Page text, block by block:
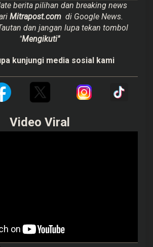
berita pilihan dan breaking news
Mitrapost.com di Google News.
dan jangan lupa tekan tombol
"Mengikuti"
kunjungi media sosial kami
Video Viral